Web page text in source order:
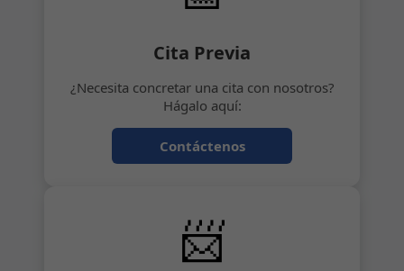
Cita Previa
¿Necesita concretar una cita con nosotros?
Hágalo aquí:
Contáctenos
📨